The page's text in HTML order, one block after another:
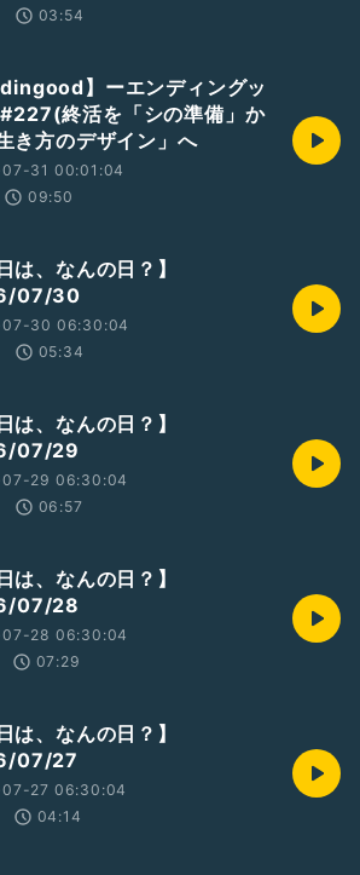
03:54
】ーエンディングッ
#227(終活を「シの準備」か
き方のデザイン」へ
31 00:01:04
09:50
は、なんの日？】
07/30
30 06:30:04
05:34
は、なんの日？】
07/29
29 06:30:04
06:57
は、なんの日？】
07/28
28 06:30:04
07:29
は、なんの日？】
07/27
27 06:30:04
04:14